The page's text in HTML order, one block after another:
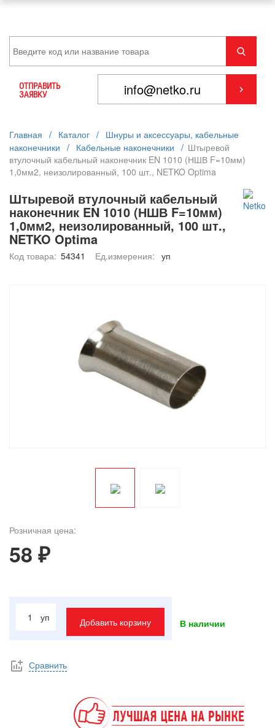
ОТПРАВИТЬ
ЗАЯВКУ
Главная / Каталог / Шнуры и аксессуары, кабельные
наконечники / Кабельные наконечники / Штыревой
втулочный кабельный наконечник EN 1010 (НШВ F=10мм)
1,0мм2, неизолированный, 100 шт., NETKO Optima
Штыревой втулочный кабельный
наконечник EN 1010 (НШВ F=10мм)
1,0мм2, неизолированный, 100 шт.,
NETKO Optima
Код товара: 54341 Ед.измерения: уп
Розничная цена:
58 ₽
уп Добавить корзину В наличии
Сравнить